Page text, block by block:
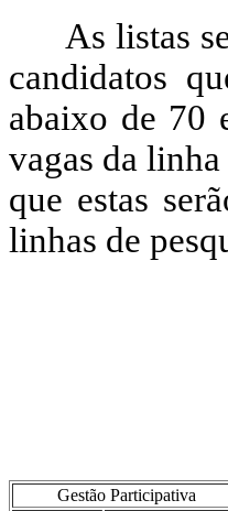
As listas
candidatos
abaixo de 70
vagas da
que estas
linhas de
Gestão Participativa